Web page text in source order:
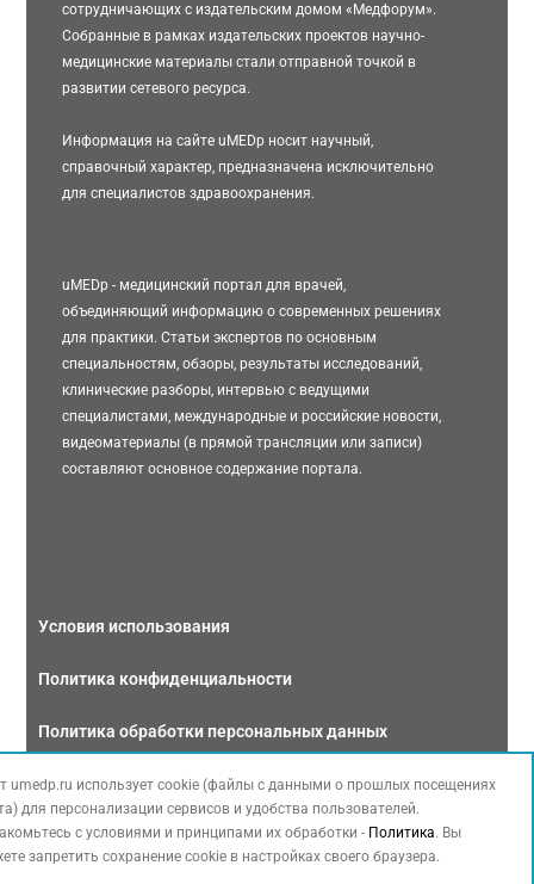
сотрудничающих с издательским домом «Медфорум».
Собранные в рамках издательских проектов научно-
медицинские материалы стали отправной точкой в
развитии сетевого ресурса.
Информация на сайте uMEDp носит научный,
справочный характер, предназначена исключительно
для специалистов здравоохранения.
uMEDp - медицинский портал для врачей,
объединяющий информацию о современных решениях
для практики. Статьи экспертов по основным
специальностям, обзоры, результаты исследований,
клинические разборы, интервью с ведущими
специалистами, международные и российские новости,
видеоматериалы (в прямой трансляции или записи)
составляют основное содержание портала.
Условия использования
Политика конфиденциальности
Политика обработки персональных данных
Связаться с нами
umedp.ru использует cookie (файлы с данными о прошлых посещениях
для персонализации сервисов и удобства пользователей.
с условиями и принципами их обработки - Политика. Вы
запретить сохранение cookie в настройках своего браузера.